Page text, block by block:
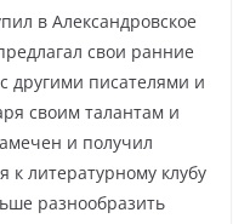
в Александровское
свои ранние
другими писателями и
своим талантам и
и получил
к литературному клубу
разнообразить